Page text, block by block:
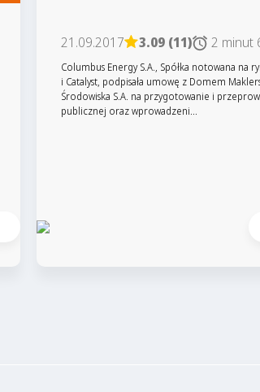
21.09.2017 3.09 (11) 2 minut
Columbus Energy S.A., Spółka notowana na
i Catalyst, podpisała umowę z Domem
Środowiska S.A. na przygotowanie i
publicznej oraz wprowadzeni...
Czytaj artykuł